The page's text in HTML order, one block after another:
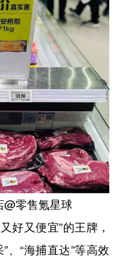
零售氪星球
好又便宜”的王牌，
、“海捕直达”等高效